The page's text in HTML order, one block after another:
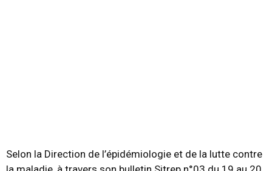
Selon la Direction de l’épidémiologie et de la lutte contre